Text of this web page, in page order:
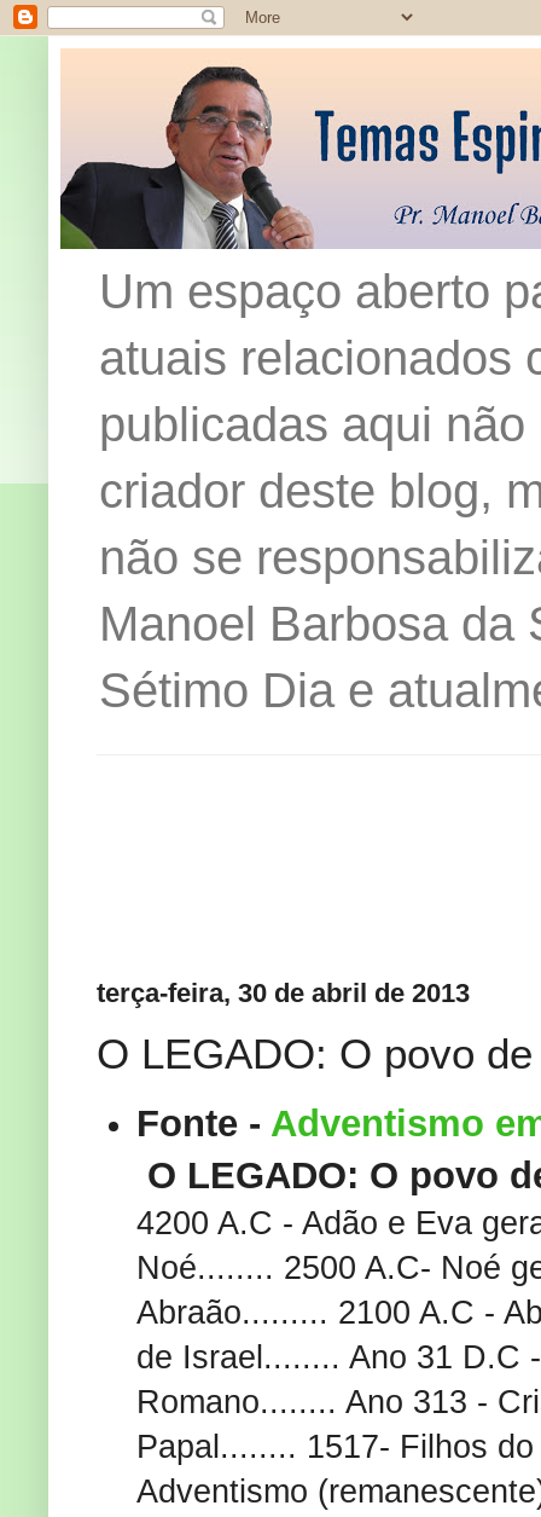
Um espaço aberto
atuais relacionados
publicadas aqui
criador deste blog,
não se
Manoel Barbosa da
Sétimo Dia e
terça-feira, 30 de abril de 2013
O LEGADO: O povo
Fonte - Adventismo
O LEGADO: O povo
4200 A.C - Adão e Eva
Noé........ 2500 A.C- Noé
Abraão......... 2100 A.C -
de Israel........ Ano 31 D.C
Romano........ Ano 313 -
Papal........ 1517- Filhos
Adventismo